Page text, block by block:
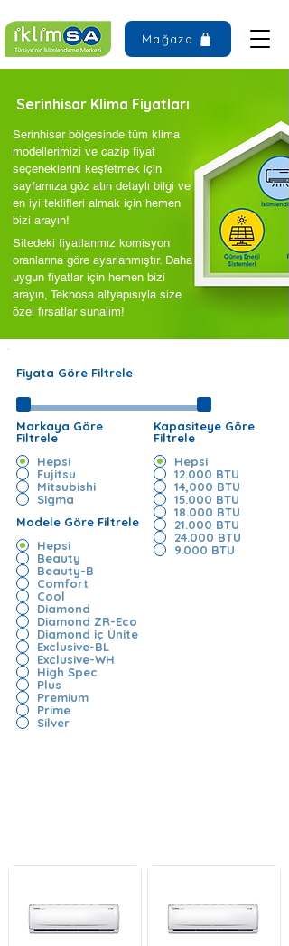
Mağaza
Serinhisar Klima Fiyatları
Serinhisar bölgesinde tüm klima
modellerimizi ve cazip fiyat
seçeneklerini keşfetmek için
sayfamıza göz atın detaylı bilgi ve
en iyi teklifleri almak için hemen
bizi arayın!
Sitedeki fiyatlarımız komisyon
oranlarına göre ayarlanmıştır. Daha
uygun fiyatlar için hemen bizi
arayın, Teknosa altyapısıyla size
özel fırsatlar sunalım!
Fiyata Göre Filtrele
Markaya Göre
Filtrele
Hepsi
Fujitsu
Mitsubishi
Sigma
Modele Göre Filtrele
Hepsi
Beauty
Beauty-B
Comfort
Cool
Diamond
Diamond ZR-Eco
Diamond iç Ünite
Exclusive-BL
Exclusive-WH
High Spec
Plus
Premium
Prime
Silver
Kapasiteye Göre
Filtrele
Hepsi
12.000 BTU
14,000 BTU
15.000 BTU
18.000 BTU
21.000 BTU
24.000 BTU
9.000 BTU